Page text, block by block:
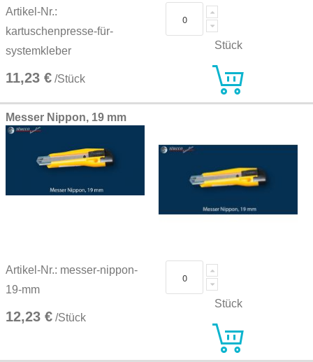
Artikel-Nr.:
kartuschenpresse-für-
systemkleber
11,23 € /Stück
Stück
Messer Nippon, 19 mm
Artikel-Nr.: messer-nippon-
19-mm
12,23 € /Stück
Stück